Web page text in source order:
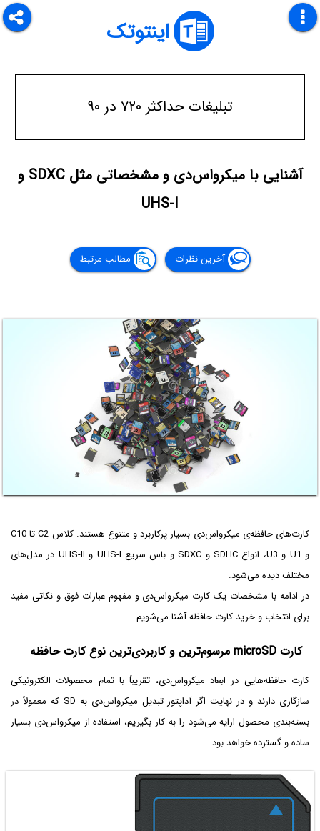
اینتوتک
تبلیغات حداکثر ۷۲۰ در ۹۰
آشنایی با میکرواس‌دی و مشخصاتی مثل SDXC و
UHS-I
آخرین نظرات مطالب مرتبط
کارت‌های حافظه‌ی میکرواس‌دی بسیار پرکاربرد و متنوع هستند. کلاس C2 تا C10
و U1 و U3، انواع SDHC و SDXC و باس سریع UHS-I و UHS-II در مدل‌های
مختلف دیده می‌شود.
در ادامه با مشخصات یک کارت میکرواس‌دی و مفهوم عبارات فوق و نکاتی مفید
برای انتخاب و خرید کارت حافظه آشنا می‌شویم.
کارت microSD مرسوم‌ترین و کاربردی‌ترین نوع کارت حافظه
کارت حافظه‌هایی در ابعاد میکرواس‌دی، تقریباً با تمام محصولات الکترونیکی
سازگاری دارند و در نهایت اگر آداپتور تبدیل میکرواس‌دی به SD که معمولاً در
بسته‌بندی محصول ارایه می‌شود را به کار بگیریم، استفاده از میکرواس‌دی بسیار
ساده و گسترده خواهد بود.